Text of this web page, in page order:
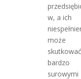
w, a ich
może
skutkować
bardzo
surowymi